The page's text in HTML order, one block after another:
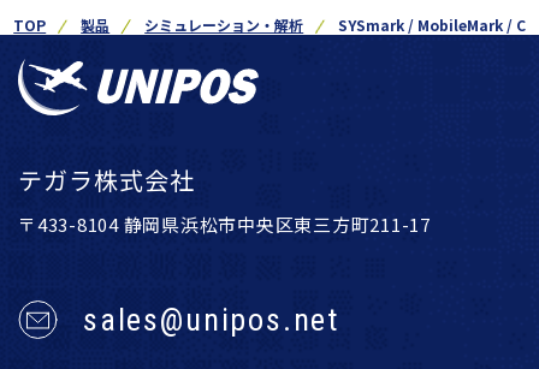
TOP 製品 シミュレーション・解析 SYSmark / MobileMark /
テガラ株式会社
〒433-8104 静岡県浜松市中央区東三方町211-17
sales@unipos.net